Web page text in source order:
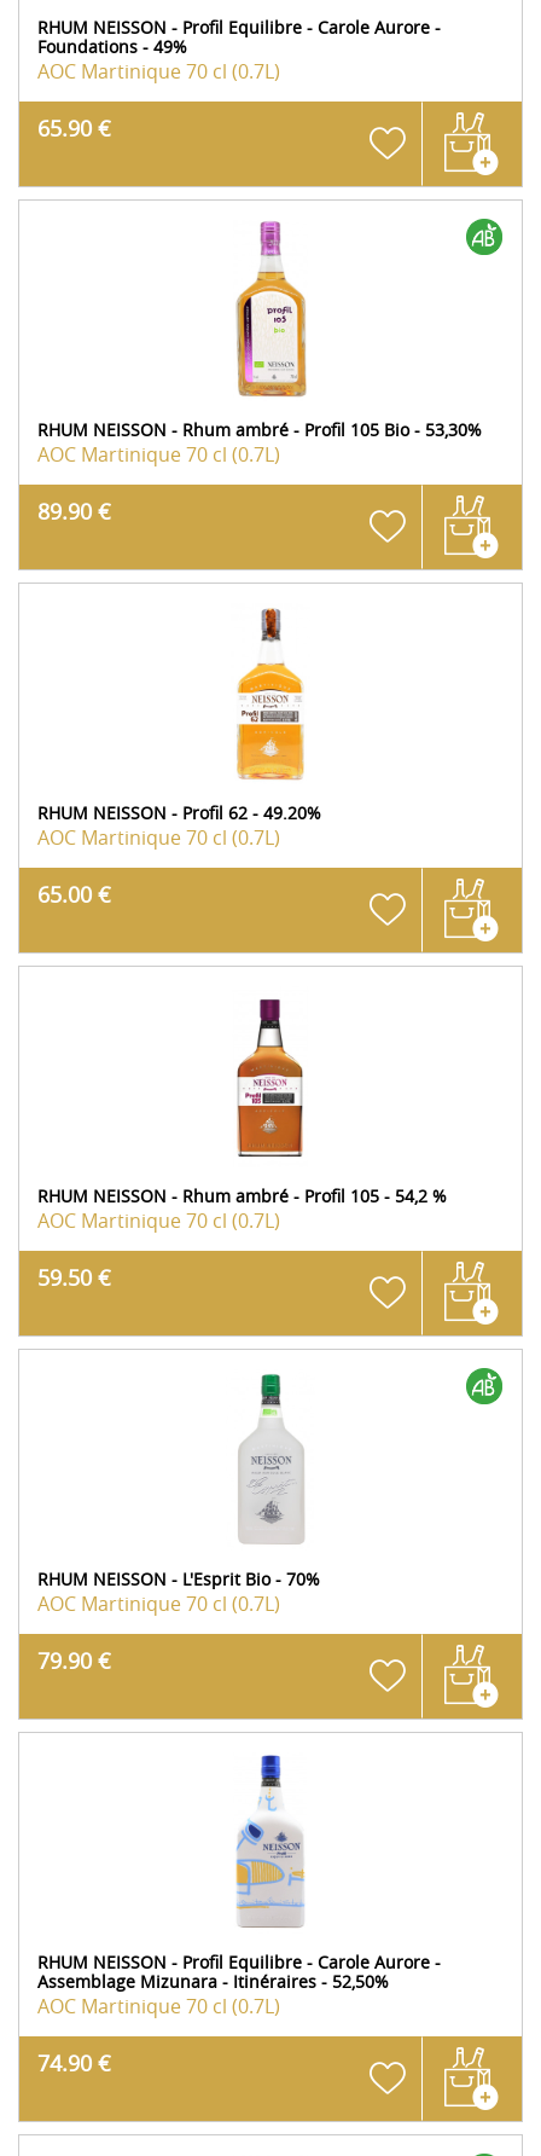
RHUM NEISSON - Profil Equilibre - Carole Aurore -
Foundations - 49%
AOC Martinique70 cl (0.7L)
65.90 €
RHUM NEISSON - Rhum ambré - Profil 105 Bio - 53,30%
AOC Martinique70 cl (0.7L)
89.90 €
RHUM NEISSON - Profil 62 - 49.20%
AOC Martinique70 cl (0.7L)
65.00 €
RHUM NEISSON - Rhum ambré - Profil 105 - 54,2 %
AOC Martinique70 cl (0.7L)
59.50 €
RHUM NEISSON - L'Esprit Bio - 70%
AOC Martinique70 cl (0.7L)
79.90 €
RHUM NEISSON - Profil Equilibre - Carole Aurore -
Assemblage Mizunara - Itinéraires - 52,50%
AOC Martinique70 cl (0.7L)
74.90 €